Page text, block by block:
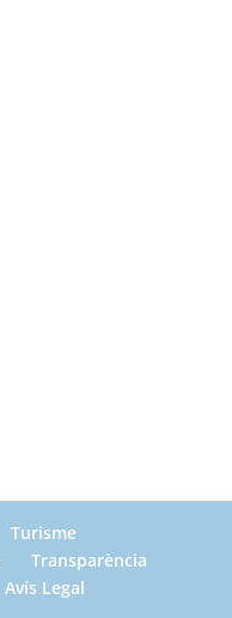
Turisme
Transparència
Avís Legal